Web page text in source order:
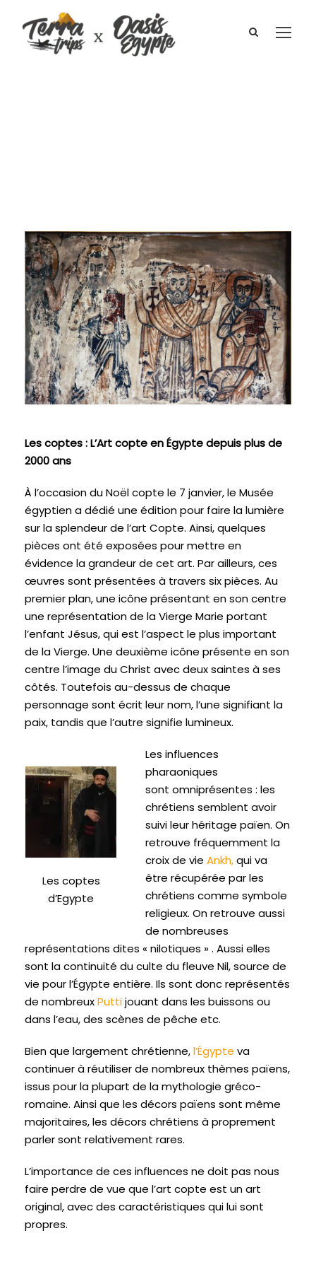
Les coptes : L’Art copte en Égypte depuis plus de
2000 ans
À l’occasion du Noël copte le 7 janvier, le Musée
égyptien a dédié une édition pour faire la lumière
sur la splendeur de l’art Copte. Ainsi, quelques
pièces ont été exposées pour mettre en
évidence la grandeur de cet art. Par ailleurs, ces
œuvres sont présentées à travers six pièces. Au
premier plan, une icône présentant en son centre
une représentation de la Vierge Marie portant
l’enfant Jésus, qui est l’aspect le plus important
de la Vierge. Une deuxième icône présente en son
centre l’image du Christ avec deux saintes à ses
côtés. Toutefois au-dessus de chaque
personnage sont écrit leur nom, l’une signifiant la
paix, tandis que l’autre signifie lumineux.
Les coptes
d’Egypte
Les influences
pharaoniques
sont omniprésentes : les
chrétiens semblent avoir
suivi leur héritage païen. On
retrouve fréquemment la
croix de vie Ankh,qui va
être récupérée par les
chrétiens comme symbole
religieux. On retrouve aussi
de nombreuses
représentations dites « nilotiques » . Aussi elles
sont la continuité du culte du fleuve Nil, source de
vie pour l’Égypte entière. Ils sont donc représentés
de nombreuxPuttijouant dans les buissons ou
dans l’eau, des scènes de pêche etc.
Bien que largement chrétienne,l’Égypte va
continuer à réutiliser de nombreux thèmes païens,
issus pour la plupart de la mythologie gréco-
romaine. Ainsi que les décors païens sont même
majoritaires, les décors chrétiens à proprement
parler sont relativement rares.
L’importance de ces influences ne doit pas nous
faire perdre de vue que l’art copte est un art
original, avec des caractéristiques qui lui sont
propres.